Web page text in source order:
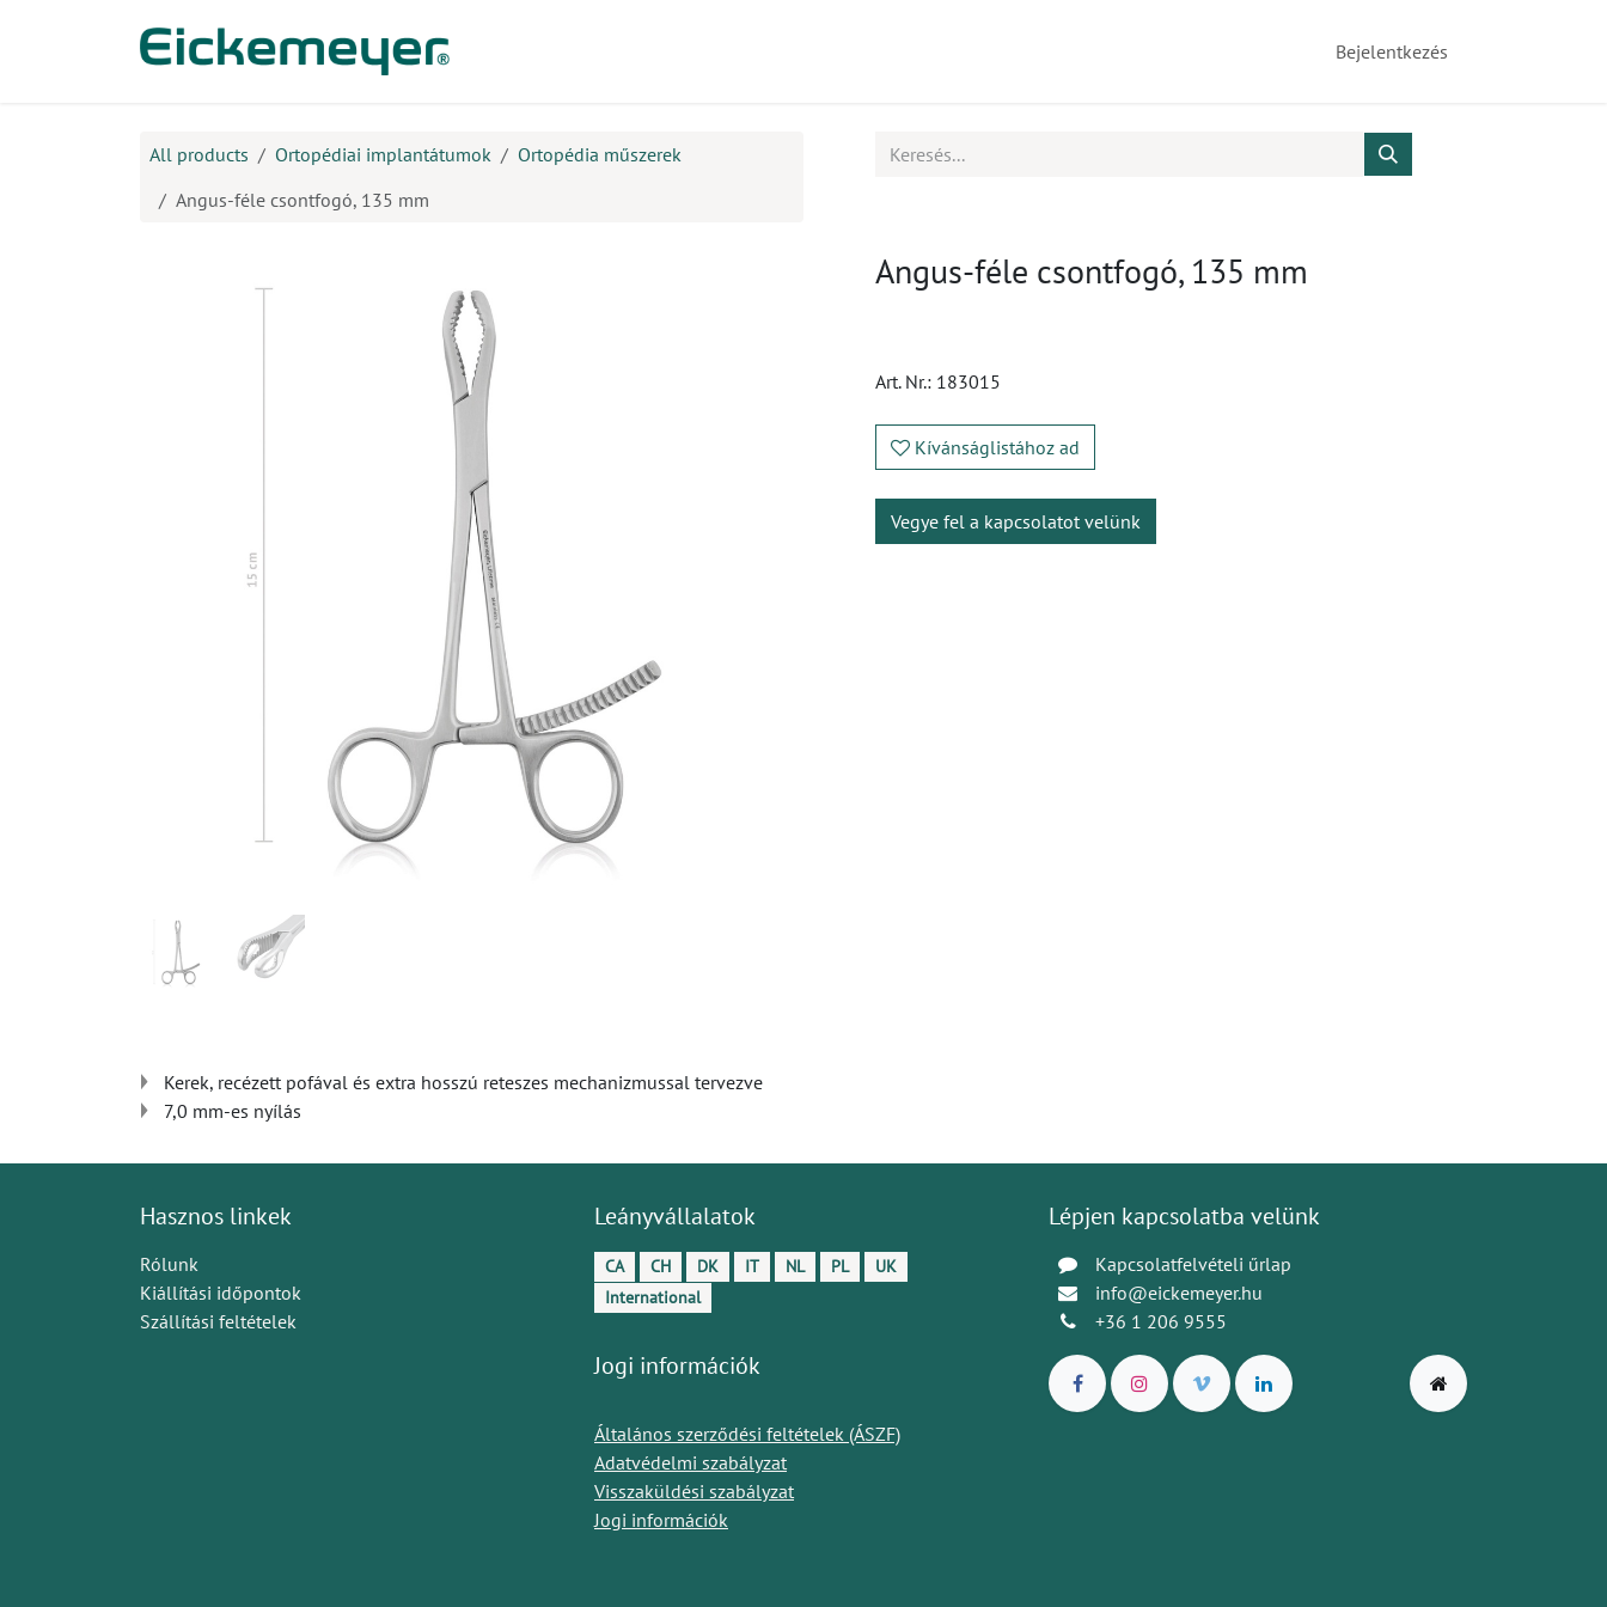
Bejelentkezés
All products Ortopédiai implantátumok
Ortopédia műszerek
Angus-féle csontfogó, 135 mm
Angus-féle csontfogó, 135 mm
Art. Nr.: 183015
Kívánságlistához ad
Vegye fel a kapcsolatot velünk
Kerek, recézett pofával és extra hosszú reteszes mechanizmussal tervezve
7,0 mm-es nyílás
Hasznos linkek
Rólunk
Kiállítási időpontok
Szállítási feltételek
Leányvállalatok
CA CH DK IT NL PL
UK
International
Jogi információk
Általános szerződési feltételek (ÁSZF)
Adatvédelmi szabályzat
Visszaküldési szabályzat
Jogi információk
Lépjen kapcsolatba velünk
Kapcsolatfelvételi űrlap
info@eickemeyer.hu
+36 1 206 9555